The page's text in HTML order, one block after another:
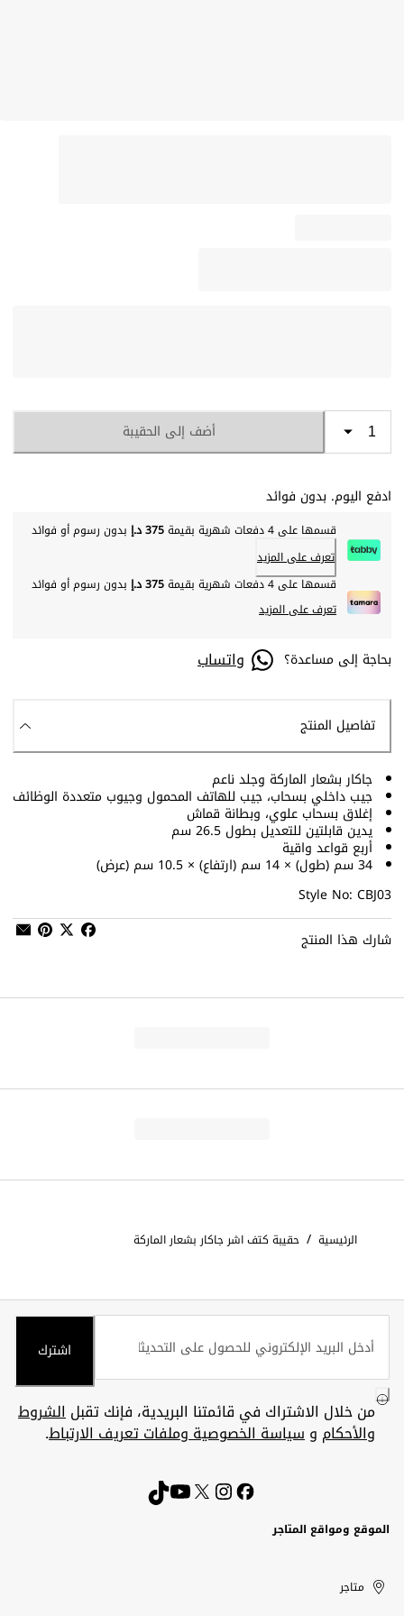
أضف إلى الحقيبة
ادفع اليوم. بدون فوائد
قسمها على 4 دفعات شهرية بقيمة 375 د.إ
بدون رسوم أو فوائد
تعرف على المزيد
قسمها على 4 دفعات شهرية بقيمة
375 د.إ
بدون رسوم أو فوائد
تعرف على المزيد
بحاجة إلى مساعدة؟ واتساب
تفاصيل المنتج
جاكار بشعار الماركة وجلد ناعم
جيب داخلي بسحاب، جيب للهاتف المحمول وجيوب متعددة الوظائف
إغلاق بسحاب علوي، وبطانة قماش
يدين قابلتين للتعديل بطول 26.5 سم
أربع قواعد واقية
34 سم (طول) × 14 سم (ارتفاع) × 10.5 سم (عرض)
Style No: CBJ03
شارك هذا المنتج
الرئيسية / حقيبة كتف اشر جاكار بشعار الماركة
اشترك
من خلال الاشتراك في قائمتنا البريدية، فإنك تقبلالشروط
والأحكام وسياسة الخصوصية وملفات تعريف الارتباط.
الموقع ومواقع المتاجر
United
Arab
Kuwait
الإمارات
العربية
الكويت
متاجر